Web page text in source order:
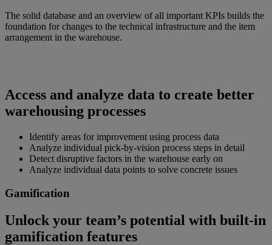
The solid database and an overview of all important KPIs builds the
foundation for changes to the technical infrastructure and the item
arrangement in the warehouse.
Access and analyze data to create better
warehousing processes
Identify areas for improvement using process data
Analyze individual pick-by-vision process steps in detail
Detect disruptive factors in the warehouse early on
Analyze individual data points to solve concrete issues
Gamification
Unlock your team’s potential with built-in
gamification features